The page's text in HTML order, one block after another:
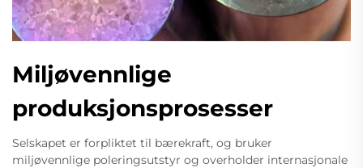
Miljøvennlige
produksjonsprosesser
Selskapet er forpliktet til bærekraft, og bruker
miljøvennlige poleringsutstyr og overholder internasjonale